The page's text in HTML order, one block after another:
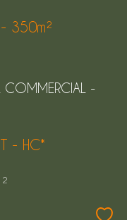
350m²
COMMERCIAL -
- HC*